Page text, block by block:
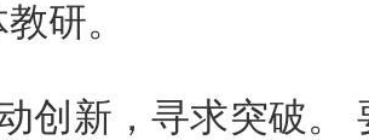
研。
创新，寻求突破。